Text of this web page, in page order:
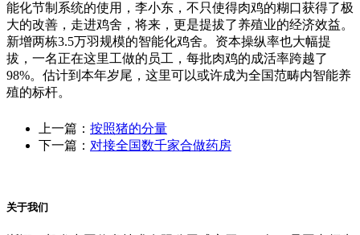
能化节制系统的使用，李小东，不只使得肉鸡的糊口获得了极
大的改善，走进鸡舍，将来，更是提拔了养殖业的经济效益。
新增两栋3.5万羽规模的智能化鸡舍。资本操纵率也大幅提
拔，一名正在这里工做的员工，每批肉鸡的成活率跨越了
98%。估计到本年岁尾，这里可以或许成为全国范畴内智能养
殖的标杆。
上一篇： 按照猪的分量
下一篇： 对接全国数千家合做药房
关于我们